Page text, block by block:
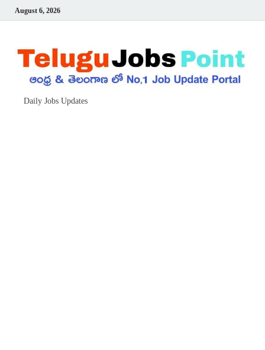
August 6, 2026
Daily Jobs Updates